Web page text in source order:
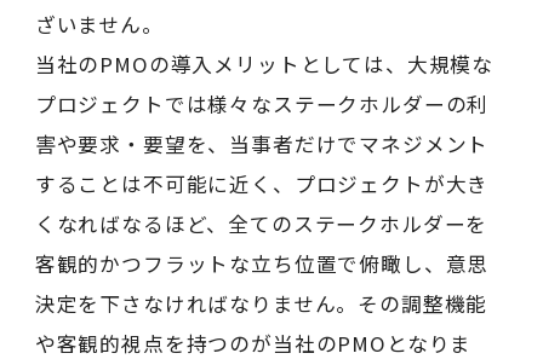
ざいません。
当社のPMOの導入メリットとしては、大規模な
プロジェクトでは様々なステークホルダーの利
害や要求・要望を、当事者だけでマネジメント
することは不可能に近く、プロジェクトが大き
くなればなるほど、全てのステークホルダーを
客観的かつフラットな立ち位置で俯瞰し、意思
決定を下さなければなりません。その調整機能
や客観的視点を持つのが当社のPMOとなりま